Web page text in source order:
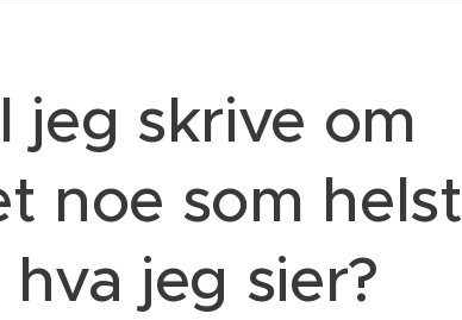
jeg skrive om
noe som helst
jeg sier?